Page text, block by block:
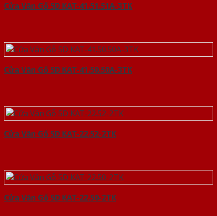
Cửa Vân Gỗ 5D KAT-41.51.51A-3TK
Cửa Vân Gỗ 5D KAT-41.50.50A-3TK
Cửa Vân Gỗ 5D KAT-22.52-2TK
Cửa Vân Gỗ 5D KAT-22.50-2TK